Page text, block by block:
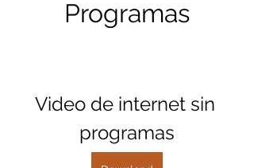
Programas
Video de internet sin
programas